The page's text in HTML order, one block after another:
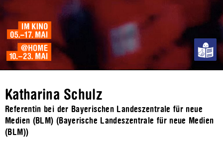
Katharina Schulz
Referentin bei der Bayerischen Landeszentrale für neue
Medien (BLM) (Bayerische Landeszentrale für neue Medien
(BLM))